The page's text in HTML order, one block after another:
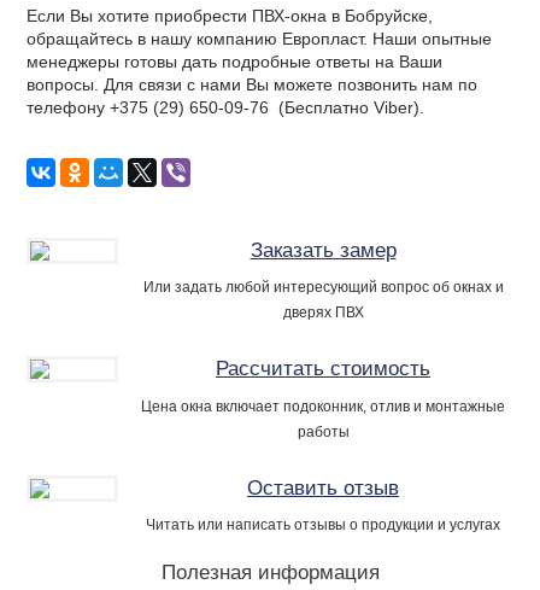
Если Вы хотите приобрести ПВХ-окна в Бобруйске,
обращайтесь в нашу компанию Европласт. Наши опытные
менеджеры готовы дать подробные ответы на Ваши
вопросы. Для связи с нами Вы можете позвонить нам по
телефону +375 (29) 650-09-76 (Бесплатно Viber).
Заказать замер
Или задать любой интересующий вопрос об окнах и
дверях ПВХ
Рассчитать стоимость
Цена окна включает подоконник, отлив и монтажные
работы
Оставить отзыв
Читать или написать отзывы о продукции и услугах
Полезная информация